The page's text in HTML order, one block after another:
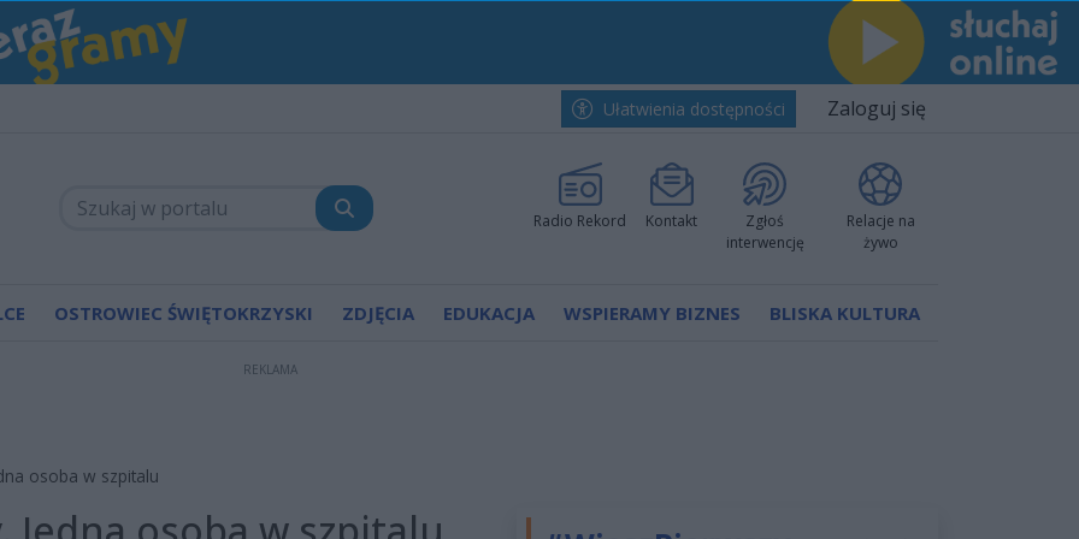
Ułatwienia dostępności Zaloguj się
Radio Rekord Kontakt
Zgłoś
interwencję
Relacje na
żywo
OSTROWIEC ŚWIĘTOKRZYSKI ZDJĘCIA EDUKACJA WSPIERAMY BIZNES BLISKA KULTURA
REKLAMA
osoba w szpitalu